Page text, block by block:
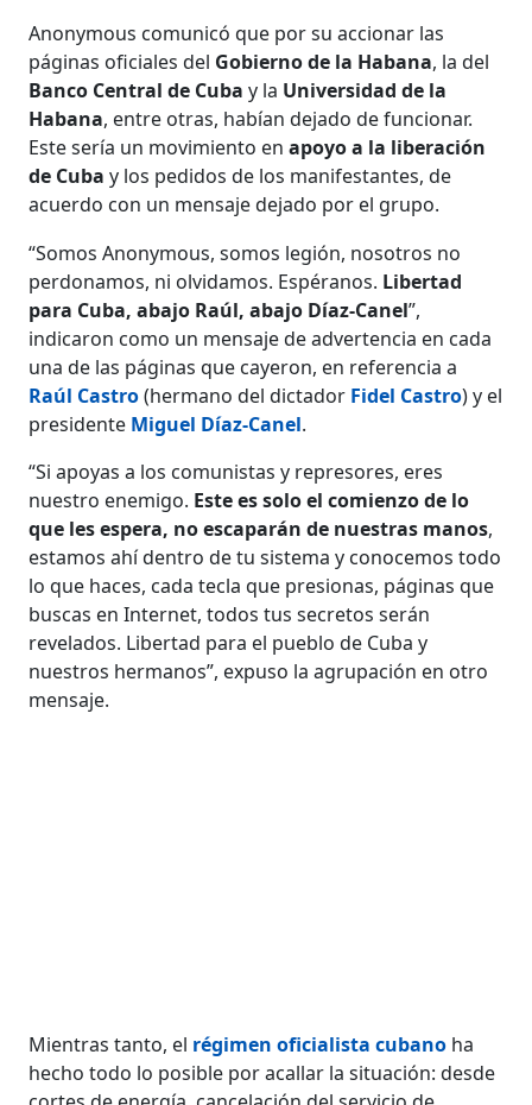
Anonymous comunicó que por su accionar las
páginas oficiales del Gobierno de la Habana, la del
Banco Central de Cuba y la Universidad de la
Habana, entre otras, habían dejado de funcionar.
Este sería un movimiento enapoyo a la liberación
de Cubay los pedidos de los manifestantes, de
acuerdo con un mensaje dejado por el grupo.
“Somos Anonymous, somos legión, nosotros no
perdonamos, ni olvidamos. Espéranos. Libertad
para Cuba, abajo Raúl, abajo Díaz-Canel”,
indicaron como un mensaje de advertencia en cada
una de las páginas que cayeron, en referencia a
Raúl Castro(hermano del dictador Fidel Castro) y el
presidente Miguel Díaz-Canel.
“Si apoyas a los comunistas y represores, eres
nuestro enemigo. Este es solo el comienzo de lo
que les espera, no escaparán de nuestras manos,
estamos ahí dentro de tu sistema y conocemos todo
lo que haces, cada tecla que presionas, páginas que
buscas en Internet, todos tus secretos serán
revelados. Libertad para el pueblo de Cuba y
nuestros hermanos”, expuso la agrupación en otro
mensaje.
Mientras tanto, el régimen oficialista cubano ha
hecho todo lo posible por acallar la situación: desde